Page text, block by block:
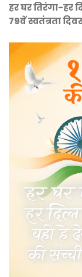
हर घर तिरंगा-हर
79वें स्वतंत्रता